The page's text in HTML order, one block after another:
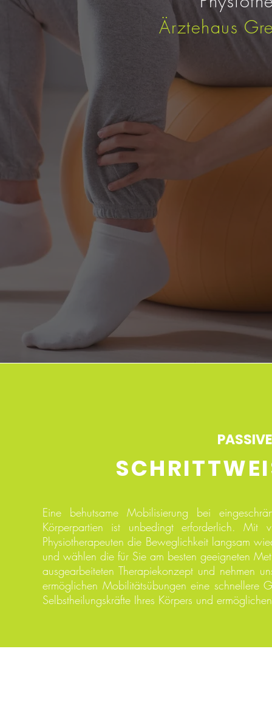
Ärztehaus
Eine behutsame Mobilisierung bei
Körperpartien ist unbedingt erforderlich. Mit
Physiotherapeuten die Beweglichkeit langsam
und wählen die für Sie am besten geeigneten
ausgearbeiteten Therapiekonzept und nehmen
ermöglichen Mobilitätsübungen eine schnellere
Selbstheilungskräfte Ihres Körpers und